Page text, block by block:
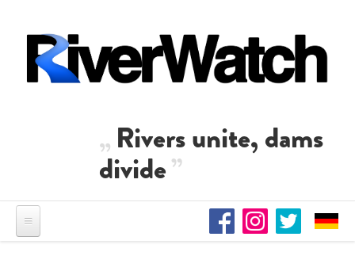
Rivers unite, dams
divide